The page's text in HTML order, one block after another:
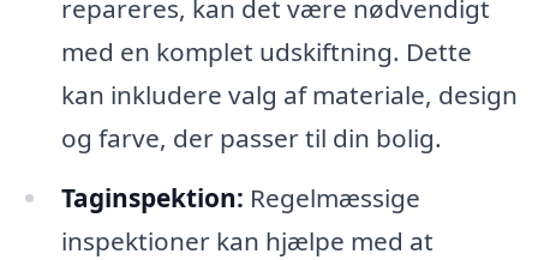
repareres, kan det være nødvendigt
med en komplet udskiftning. Dette
kan inkludere valg af materiale, design
og farve, der passer til din bolig.
Taginspektion: Regelmæssige
inspektioner kan hjælpe med at